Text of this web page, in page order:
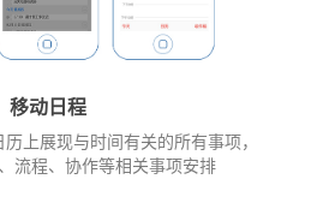
移动日程
上展现与时间有关的所有事项，
流程、协作等相关事项安排